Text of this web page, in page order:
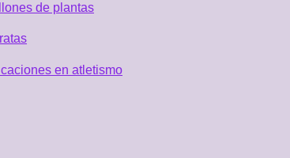
de plantas
en atletismo